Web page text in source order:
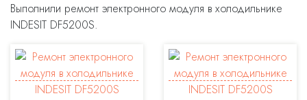
Выполнили ремонт электронного модуля в холодильнике
INDESIT DF5200S.